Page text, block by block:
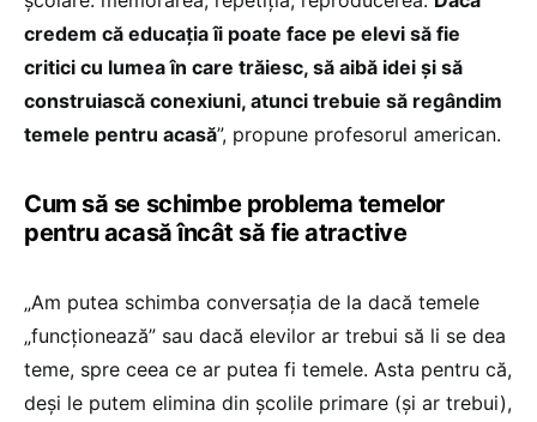
credem că educația îi poate face pe elevi să fie
critici cu lumea în care trăiesc, să aibă idei și să
construiască conexiuni, atunci trebuie să regândim
temele pentru acasă”, propune profesorul american.
Cum să se schimbe problema temelor
pentru acasă încât să fie atractive
„Am putea schimba conversația de la dacă temele
„funcționează” sau dacă elevilor ar trebui să li se dea
teme, spre ceea ce ar putea fi temele. Asta pentru că,
deși le putem elimina din școlile primare (și ar trebui),